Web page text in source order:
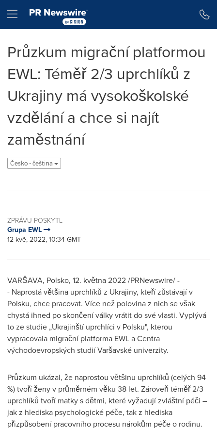
Hamburger menu
Průzkum migrační platformou
EWL: Téměř 2/3 uprchlíků z
Ukrajiny má vysokoškolské
vzdělání a chce si najít
zaměstnání
Česko - čeština
ZPRÁVU POSKYTL
Grupa EWL
12 kvě, 2022, 10:34 GMT
VARŠAVA, Polsko, 12. května 2022/PRNewswire/ -
- Naprostá většina uprchlíků z Ukrajiny, kteří zůstávají v
Polsku, chce pracovat. Více než polovina z nich se však
chystá ihned po skončení války vrátit do své vlasti. Vyplývá
to ze studie „Ukrajinští uprchlíci v Polsku", kterou
vypracovala migrační platforma EWL a Centra
východoevropských studií Varšavské univerzity.
Průzkum ukázal, že naprostou většinu uprchlíků (celých 94
%) tvoří ženy v průměrném věku 38 let. Zároveň téměř 2/3
uprchlíků tvoří matky s dětmi, které vyžadují zvláštní péči –
jak z hlediska psychologické péče, tak z hlediska
přizpůsobení pracovního procesu nárokům péče o rodinu.